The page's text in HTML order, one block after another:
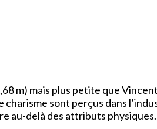
m) mais plus petite que
sont perçus dans
au-delà des attributs physiques.